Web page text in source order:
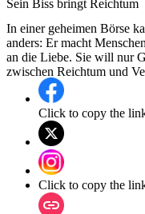
Sein Biss bringt Reichtum
In einer geheimen Börse
anders: Er macht
an die Liebe. Sie will nur
zwischen Reichtum und
Click to copy the
Click to copy the